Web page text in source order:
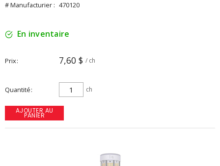
# Manufacturier : 470120
En inventaire
Prix 7,60 $ / ch
Quantité ch
AJOUTER AU
PANIER